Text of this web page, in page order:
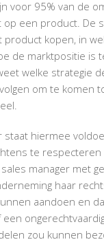
voor 95% van de
een product. De
kopen, in
de marktpositie is
welke strategie
om te komen
staat hiermee
te
manager met
haar
aandoen en
zou kunnen